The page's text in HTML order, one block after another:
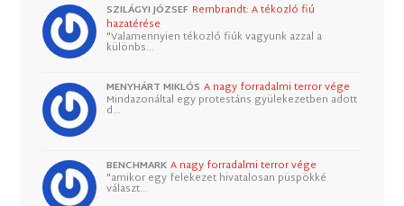
SZILÁGYI JÓZSEF Rembrandt: A tékozló fiú
hazatérése
"Valamennyien tékozló fiúk vagyunk azzal a
különbs…
MENYHÁRT MIKLÓS A nagy forradalmi terror vége
Mindazonáltal egy protestáns gyülekezetben adott
d…
BENCHMARK A nagy forradalmi terror vége
"amikor egy felekezet hivatalosan püspökké
választ…